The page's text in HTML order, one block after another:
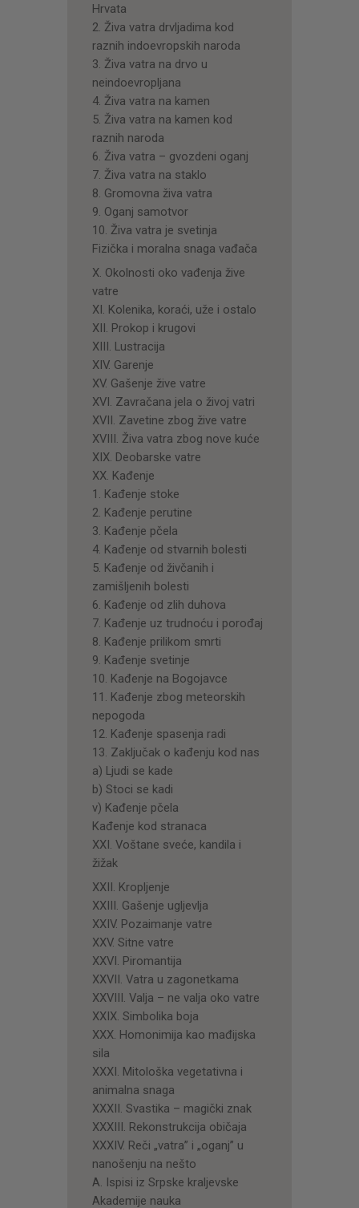
Hrvata
2. Živa vatra drvljadima kod
raznih indoevropskih naroda
3. Živa vatra na drvo u
neindoevropljana
4. Živa vatra na kamen
5. Živa vatra na kamen kod
raznih naroda
6. Živa vatra – gvozdeni oganj
7. Živa vatra na staklo
8. Gromovna živa vatra
9. Oganj samotvor
10. Živa vatra je svetinja
Fizička i moralna snaga vađača
X. Okolnosti oko vađenja žive
vatre
XI. Kolenika, koraći, uže i ostalo
XII. Prokop i krugovi
XIII. Lustracija
XIV. Garenje
XV. Gašenje žive vatre
XVI. Zavračana jela o živoj vatri
XVII. Zavetine zbog žive vatre
XVIII. Živa vatra zbog nove kuće
XIX. Deobarske vatre
XX. Kađenje
1. Kađenje stoke
2. Kađenje perutine
3. Kađenje pčela
4. Kađenje od stvarnih bolesti
5. Kađenje od živčanih i
zamišljenih bolesti
6. Kađenje od zlih duhova
7. Kađenje uz trudnoću i porođaj
8. Kađenje prilikom smrti
9. Kađenje svetinje
10. Kađenje na Bogojavce
11. Kađenje zbog meteorskih
nepogoda
12. Kađenje spasenja radi
13. Zaključak o kađenju kod nas
a) Ljudi se kade
b) Stoci se kadi
v) Kađenje pčela
Kađenje kod stranaca
XXI. Voštane sveće, kandila i
žižak
XXII. Kropljenje
XXIII. Gašenje ugljevlja
XXIV. Pozaimanje vatre
XXV. Sitne vatre
XXVI. Piromantija
XXVII. Vatra u zagonetkama
XXVIII. Valja – ne valja oko vatre
XXIX. Simbolika boja
XXX. Homonimija kao mađijska
sila
XXXI. Mitološka vegetativna i
animalna snaga
XXXII. Svastika – magički znak
XXXIII. Rekonstrukcija običaja
XXXIV. Reči „vatra” i „oganj” u
nanošenju na nešto
A. Ispisi iz Srpske kraljevske
Akademije nauka